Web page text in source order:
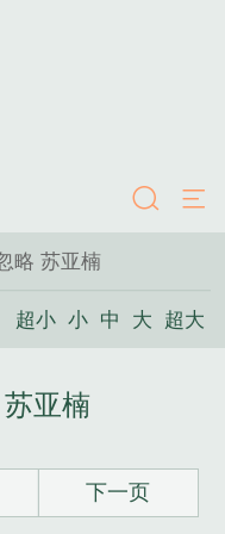
略 苏亚楠
超小 小 中 大 超大
亚楠
下一页